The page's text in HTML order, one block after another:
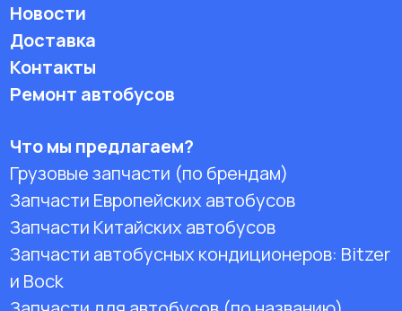
Новости
Доставка
Контакты
Ремонт автобусов
Что мы предлагаем?
Грузовые запчасти (по брендам)
Запчасти Европейских автобусов
Запчасти Китайских автобусов
Запчасти автобусных кондиционеров: Bitzer
и Bock